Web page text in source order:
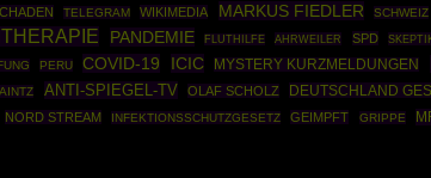
TELEGRAM WIKIMEDIA MARKUS FIEDLER SCHWEIZ
PANDEMIE FLUTHILFE AHRWEILER SPD
PERU COVID-19 ICIC MYSTERY KURZMELDUNGEN
ANTI-SPIEGEL-TV OLAF SCHOLZ DEUTSCHLAND
NORD STREAM INFEKTIONSSCHUTZGESETZ GEIMPFT GRIPPE